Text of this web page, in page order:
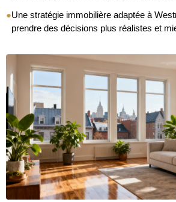
●Une stratégie immobilière adaptée à
prendre des décisions plus réalistes et